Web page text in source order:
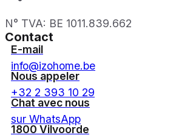
N° TVA: BE 1011.839.662
Contact
E-mail
info@izohome.be
Nous appeler
+32 2 393 10 29
Chat avec nous
sur WhatsApp
1800 Vilvoorde